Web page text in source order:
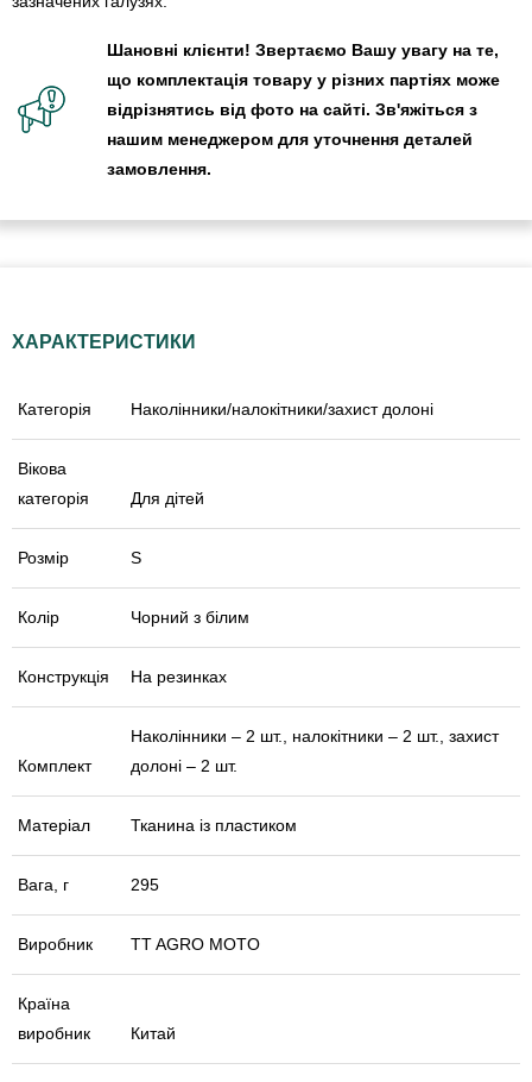
Шановні клієнти! Звертаємо Вашу увагу на те,
що комплектація товару у різних партіях може
відрізнятись від фото на сайті. Зв'яжіться з
нашим менеджером для уточнення деталей
замовлення.
ХАРАКТЕРИСТИКИ
Категорія Наколінники/налокітники/захист долоні
Вікова
категорія
Для дітей
Розмір S
Колір Чорний з білим
Конструкція На резинках
Комплект
Наколінники – 2 шт., налокітники – 2 шт., захист
долоні – 2 шт.
Матеріал Тканина із пластиком
Вага, г 295
Виробник TT AGRO MOTO
Країна
виробник
Китай